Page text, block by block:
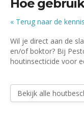
Hoe
« Terug naar de
Wil je direct aan de
en/of boktor? Bij
houtinsecticide voor
Bekijk alle